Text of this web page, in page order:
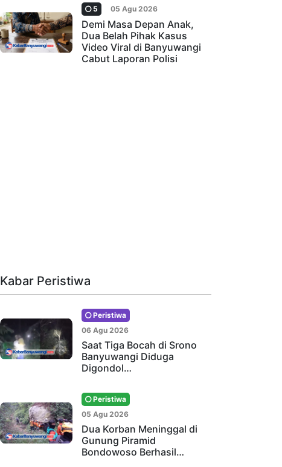
5 05 Agu 2026
Demi Masa Depan Anak,
Dua Belah Pihak Kasus
Video Viral di Banyuwangi
Cabut Laporan Polisi
Kabar Peristiwa
Peristiwa
06 Agu 2026
Saat Tiga Bocah di Srono
Banyuwangi Diduga
Digondol…
Peristiwa
05 Agu 2026
Dua Korban Meninggal di
Gunung Piramid
Bondowoso Berhasil…